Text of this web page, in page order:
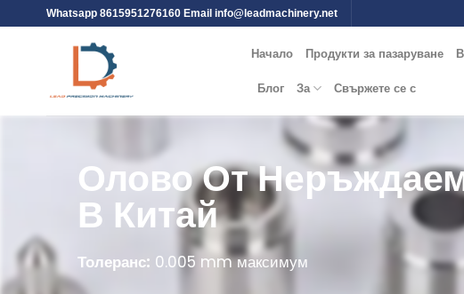
Whatsapp 8615951276160 Email info@leadmachinery.net
Начало Продукти за пазаруване
Блог За Свържете се с
Олово От
В Китай
Толеранс: 0.005 mm максимум